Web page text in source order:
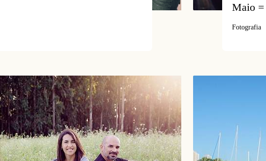
Maio =
Fotografia